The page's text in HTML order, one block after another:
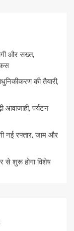
और सख्त,
की तैयारी,
आवाजाही, पर्यटन
नई रफ्तार, जाम और
से शुरू होगा विशेष